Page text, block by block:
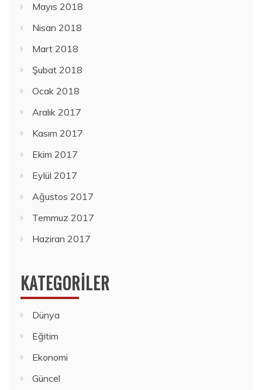
Mayıs 2018
Nisan 2018
Mart 2018
Şubat 2018
Ocak 2018
Aralık 2017
Kasım 2017
Ekim 2017
Eylül 2017
Ağustos 2017
Temmuz 2017
Haziran 2017
KATEGORILER
Dünya
Eğitim
Ekonomi
Güncel